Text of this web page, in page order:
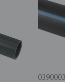
0390003